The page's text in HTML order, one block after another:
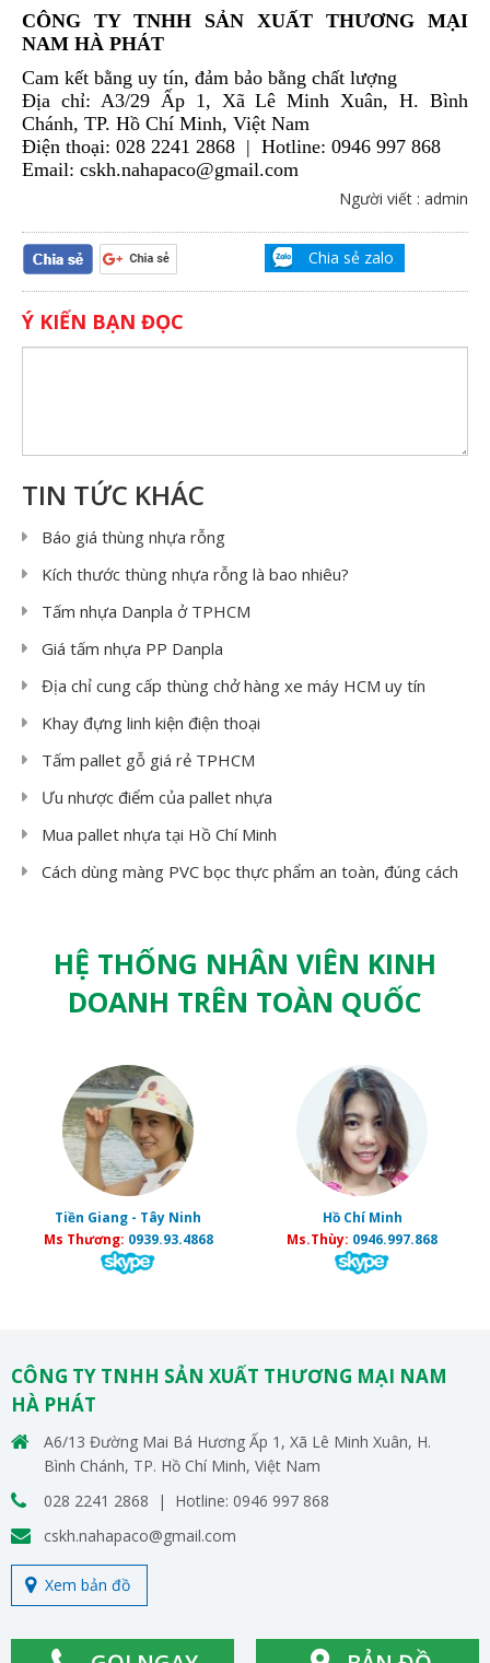
CÔNG TY TNHH SẢN XUẤT THƯƠNG MẠI
NAM HÀ PHÁT
Cam kết bằng uy tín, đảm bảo bằng chất lượng
Địa chỉ: A3/29 Ấp 1, Xã Lê Minh Xuân, H. Bình
Chánh, TP. Hồ Chí Minh, Việt Nam
Điện thoại: 028 2241 2868 | Hotline: 0946 997 868
Email: cskh.nahapaco@gmail.com
Người viết : admin
Chia sẻ zalo
Ý KIẾN BẠN ĐỌC
TIN TỨC KHÁC
Báo giá thùng nhựa rỗng
Kích thước thùng nhựa rỗng là bao nhiêu?
Tấm nhựa Danpla ở TPHCM
Giá tấm nhựa PP Danpla
Địa chỉ cung cấp thùng chở hàng xe máy HCM uy tín
Khay đựng linh kiện điện thoại
Tấm pallet gỗ giá rẻ TPHCM
Ưu nhược điểm của pallet nhựa
Mua pallet nhựa tại Hồ Chí Minh
Cách dùng màng PVC bọc thực phẩm an toàn, đúng cách
HỆ THỐNG NHÂN VIÊN KINH
DOANH TRÊN TOÀN QUỐC
Ninh
Hồ Chí Minh
Ms.Thùy:0946.997.868
Đà Nẵng - Hải
Ms Nguyệt:
CÔNG TY TNHH SẢN XUẤT THƯƠNG MẠI NAM
HÀ PHÁT
A6/13 Đường Mai Bá Hương Ấp 1, Xã Lê Minh Xuân, H.
Bình Chánh, TP. Hồ Chí Minh, Việt Nam
028 2241 2868 | Hotline: 0946 997 868
cskh.nahapaco@gmail.com
Xem bản đồ